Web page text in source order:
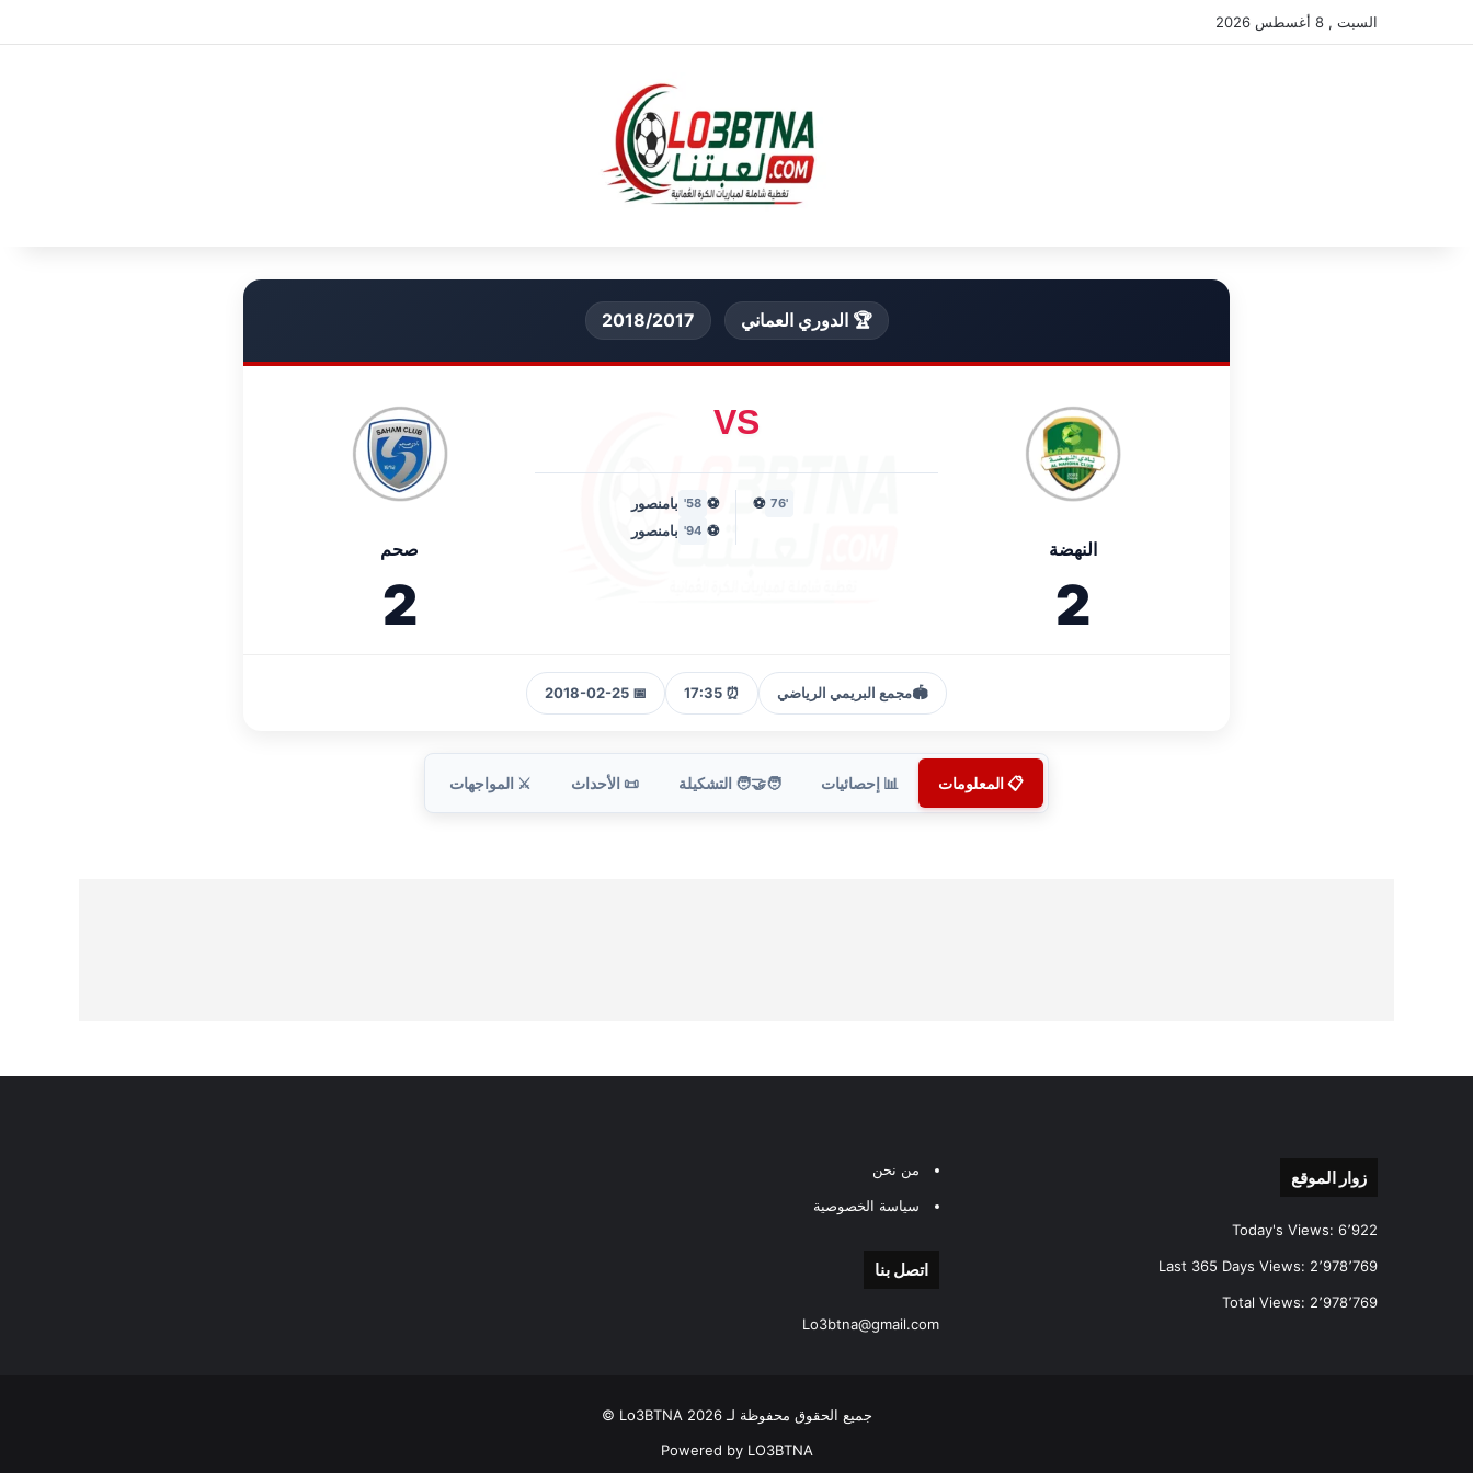
السبت , 8 أغسطس 2026
🏆 الدوري العماني 2018/2017
النهضة
2
VS
'76
⚽
⚽
58'
بامنصور
⚽
94' بامنصور
صحم
2
🏟️مجمع البريمي الرياضي ⏰ 17:35
📅 2018-02-25
📋 المعلومات 📊 إحصائيات 🧑‍🤝‍🧑 التشكيلة 📜 الأحداث ⚔️ المواجهات
زوار الموقع
Today's Views: 6٬922
Last 365 Days Views: 2٬978٬769
Total Views: 2٬978٬769
من نحن
سياسة الخصوصية
اتصل بنا
Lo3btna@gmail.com
جميع الحقوق محفوظة لـ Lo3BTNA 2026 ©
Powered by LO3BTNA